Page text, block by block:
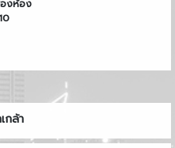
งห้อง
กล้า